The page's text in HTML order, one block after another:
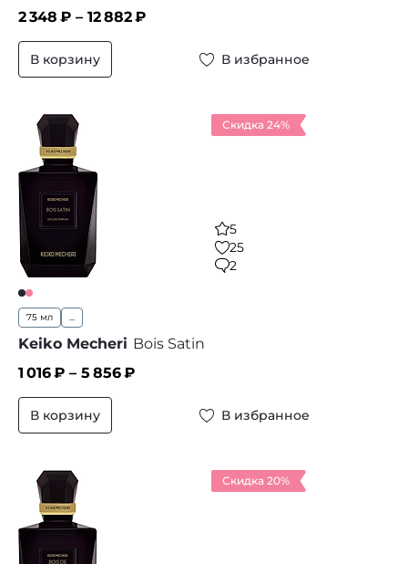
2 348 ₽ – 12 882₽
В корзину В избранное
Скидка 24%
5
25
2
75 мл ...
Keiko Mecheri Bois Satin
1 016₽ – 5 856₽
В корзину В избранное
Скидка 20%